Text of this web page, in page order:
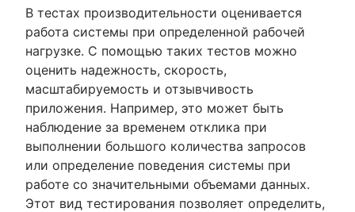
В тестах производительности оценивается
работа системы при определенной рабочей
нагрузке. С помощью таких тестов можно
оценить надежность, скорость,
масштабируемость и отзывчивость
приложения. Например, это может быть
наблюдение за временем отклика при
выполнении большого количества запросов
или определение поведения системы при
работе со значительными объемами данных.
Этот вид тестирования позволяет определить,